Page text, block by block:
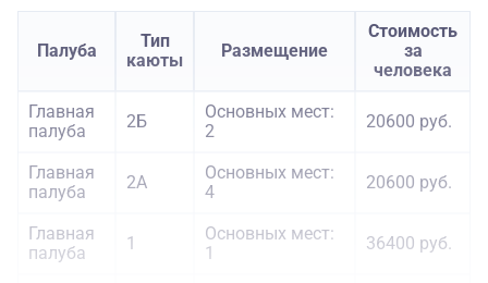
Палуба
Тип
каюты
Размещение
Стоимость
за
человека
Главная
палуба
2Б
Основных мест:
2
20600 руб.
Главная
палуба
2А
Основных мест:
4
20600 руб.
Главная
палуба
1
Основных мест:
1
36400 руб.